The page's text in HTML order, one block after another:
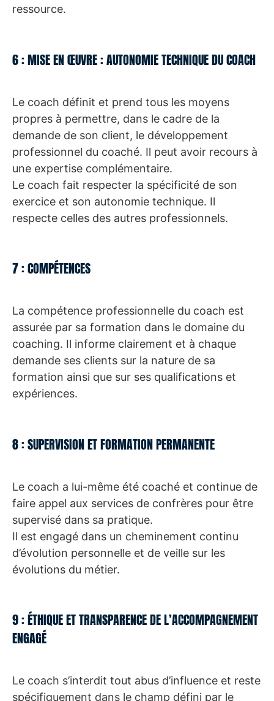
ressource.
6 : MISE EN ŒUVRE : AUTONOMIE TECHNIQUE DU COACH
Le coach définit et prend tous les moyens
propres à permettre, dans le cadre de la
demande de son client, le développement
professionnel du coaché. Il peut avoir recours à
une expertise complémentaire.
Le coach fait respecter la spécificité de son
exercice et son autonomie technique. Il
respecte celles des autres professionnels.
7 : COMPÉTENCES
La compétence professionnelle du coach est
assurée par sa formation dans le domaine du
coaching. Il informe clairement et à chaque
demande ses clients sur la nature de sa
formation ainsi que sur ses qualifications et
expériences.
8 : SUPERVISION ET FORMATION PERMANENTE
Le coach a lui-même été coaché et continue de
faire appel aux services de confrères pour être
supervisé dans sa pratique.
Il est engagé dans un cheminement continu
d’évolution personnelle et de veille sur les
évolutions du métier.
9 : ÉTHIQUE ET TRANSPARENCE DE L’ACCOMPAGNEMENT
ENGAGÉ
Le coach s’interdit tout abus d’influence et reste
spécifiquement dans le champ défini par le